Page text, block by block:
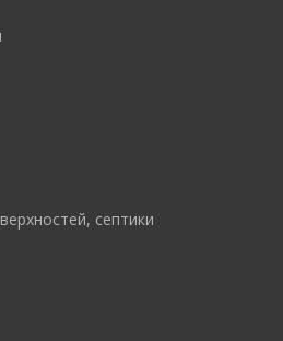
септики